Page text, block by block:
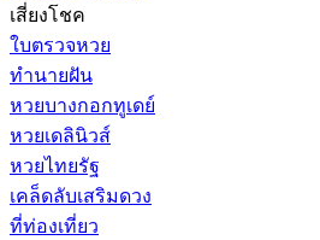
เสี่ยงโชค
ใบตรวจหวย
ทำนายฝัน
หวยบางกอกทูเดย์
หวยเดลินิวส์
หวยไทยรัฐ
เคล็ดลับเสริมดวง
ที่ท่องเที่ยว